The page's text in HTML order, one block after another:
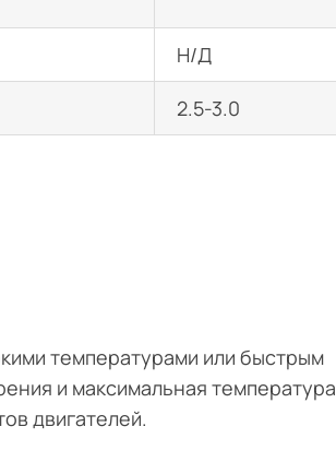
Н/Д
2.5-3.0
температурами или быстрым
и максимальная температура
двигателей.